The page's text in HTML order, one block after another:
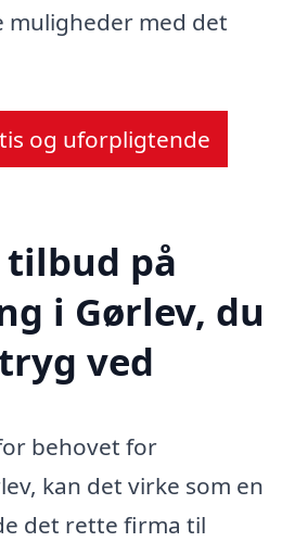
muligheder med det
og uforpligtende
tilbud på
i Gørlev, du
ved
behovet for
kan det virke som en
det rette firma til